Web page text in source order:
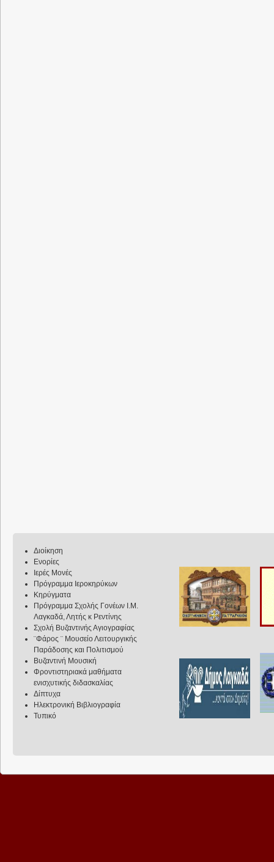
Διοίκηση
Ενορίες
Ιερές Μονές
Πρόγραμμα Ιεροκηρύκων
Κηρύγματα
Πρόγραμμα Σχολής Γονέων Ι.Μ.
Λαγκαδά, Λητής κ Ρεντίνης
Σχολή Βυζαντινής Αγιογραφίας
¨Φάρος ¨ Μουσείο Λειτουργικής
Παράδοσης και Πολιτισμού
Βυζαντινή Μουσική
Φροντιστηριακά μαθήματα
ενισχυτικής διδασκαλίας
Δίπτυχα
Ηλεκτρονική Βιβλιογραφία
Τυπικό